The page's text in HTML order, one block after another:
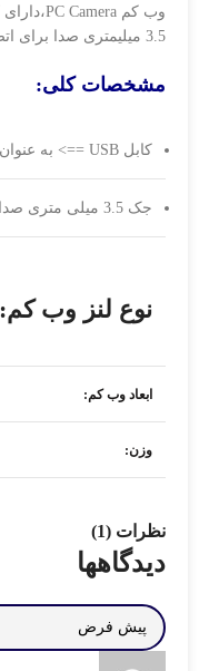
3.5 میلیمتری صدا برای اتصال به کامپیوتر میباشد.
مشخصات کلی:
کابل USB ==> به عنوان منبع تغذیه وب کم
جک 3.5 میلی متری صدا ==> انتقال صدا در وب کم
نوع لنز وب کم:
ابعاد وب کم:
وزن:
نظرات (1)
دیدگاهها